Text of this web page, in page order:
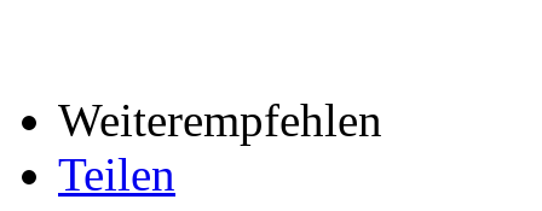
Weiterempfehlen
Teilen